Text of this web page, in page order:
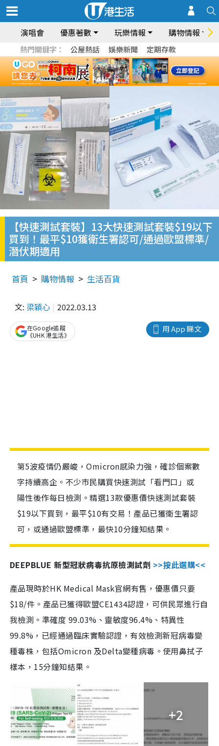
演唱會 優惠著數 玩樂情報 購物情報
熱門關鍵字： 公屋熱話 娛樂新聞 定期存款
【快速測試套裝】13大快速測試套裝$19以下
買到！最平$10獲衛生署認可/通過歐盟標準/
潛伏期適用
首頁 購物情報 生活百貨
文: 梁穎心 2022.03.13
用 App 睇文
在Google追蹤
《UHK 港生活》
第5波疫情仍嚴峻，Omicron感染力強，確診個案數
字持續高企。不少市民購買快速測試「看門口」或
陽性後作每日檢測。精選13款優惠價快速測試套裝
$19以下買到，最平$10有交易！產品已獲衛生署認
可，或通過歐盟標準，最快10分鐘知結果。
DEEPBLUE 新型冠狀病毒抗原檢測試劑 >>按此選購<<
產品現時於HK Medical Mask官網有售，優惠價只要
$18/件。產品已獲得歐盟CE1434認證，可供民眾進行自
我檢測。準確度 99.03%、靈敏度96.4%、特異性
99.8%，已經通過臨床實驗認證，有效檢測新冠病毒變
種毒株，包括Omicron 及Delta變種病毒。使用鼻拭子
樣本，15分鐘知結果。
+2